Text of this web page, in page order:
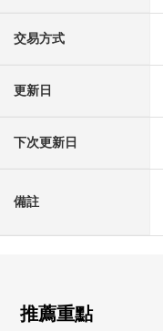
交易方式
更新日
下次更新日
備註
推薦重點